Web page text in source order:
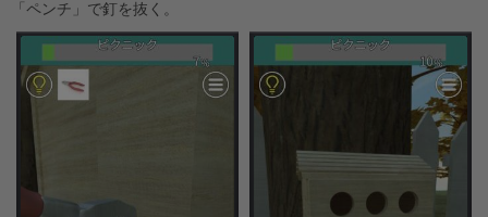
「ペンチ」で釘を抜く。